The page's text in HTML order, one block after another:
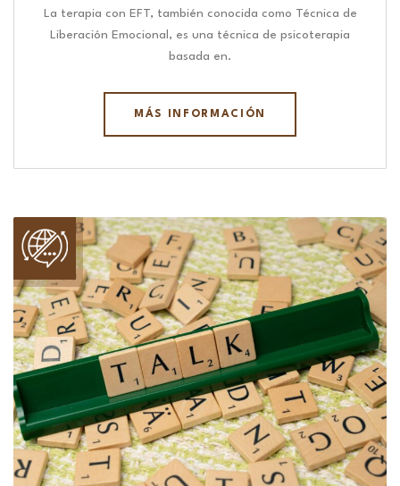
La terapia con EFT, también conocida como Técnica de
Liberación Emocional, es una técnica de psicoterapia
basada en.
MÁS INFORMACIÓN